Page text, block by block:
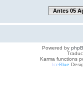
Antes 05
Powered by
Karma functions
IceBlue